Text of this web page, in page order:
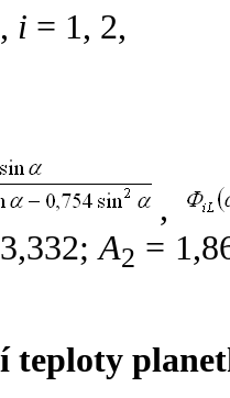
, i = 1, 2,
,
A2 =
teploty